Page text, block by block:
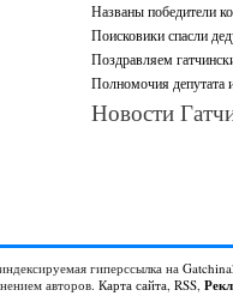
Названы победители
Поисковики спасли
Поздравляем
Полномочия депутата
Новости
гиперссылка на
авторов. Карта сайта, RSS,